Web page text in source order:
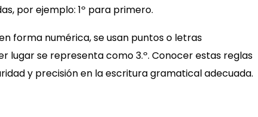
por ejemplo: 1º para primero.
forma numérica, se usan puntos o letras
lugar se representa como 3.º. Conocer estas reglas
y precisión en la escritura gramatical adecuada.